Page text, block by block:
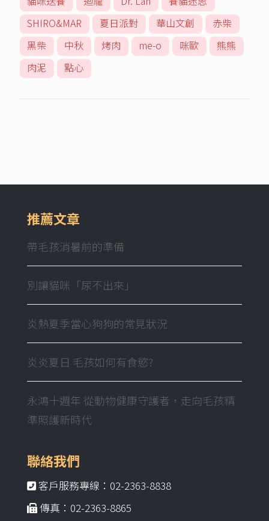
SHIRO&MAR
夏日派對 華山文創
赤柴
黑柴
中秋 烤肉 me-o 咪歐
熊熊
肉泥
點心
推薦文章
帶毛孩消暑前的準備
別讓貓咪「尿不出來」
炎熱夏季當心狗狗的常見狀況
炎炎夏日 毛孩如何有食慾?
永鴻十週年 從動物健康守護者，走向毛孩精
準照護新時代
聯絡我們
客戶服務專線：02-2363-8838
傳真：02-2363-8865